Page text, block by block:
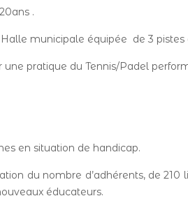
.
municipale équipée de 3
pratique du Tennis/Padel
en situation de handicap.
du nombre d’adhérents, de 210
éducateurs.